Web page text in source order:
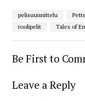
pelisuunnittelu
roolipelit
Tales of
Be First to
Leave a Reply